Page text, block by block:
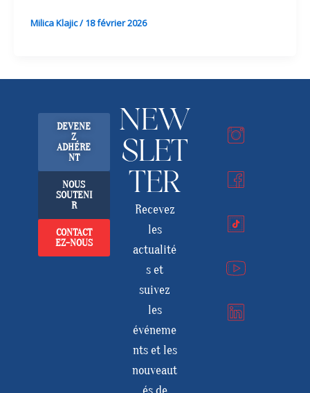
Milica Klajic/18 février 2026
DEVENE
Z
ADHÉRE
NT
NOUS
SOUTENI
R
CONTACT
EZ-NOUS
NEW
SLET
TER
Recevez
les
actualité
s et
suivez
les
événeme
nts et les
nouveaut